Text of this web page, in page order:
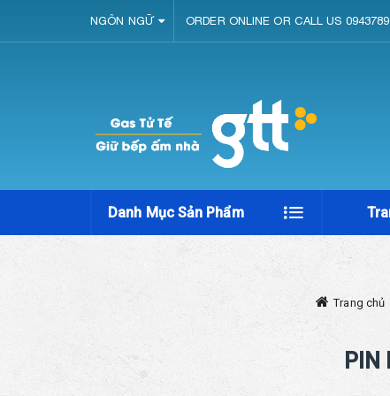
NGÔN NGỮ ORDER ONLINE OR CALL US
Danh Mục Sản Phẩm
Trang chủ